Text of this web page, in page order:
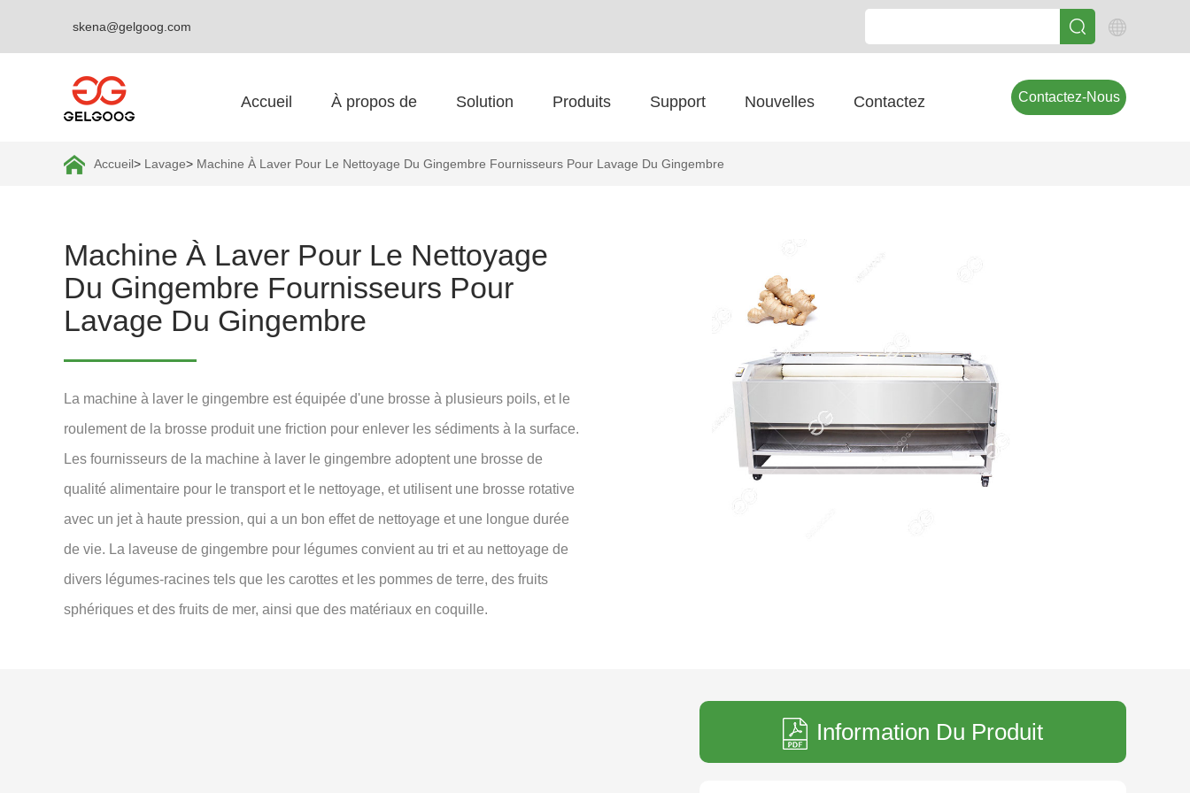
skena@gelgoog.com
Accueil À propos de Solution Produits Support Nouvelles Contactez Contactez-Nous
Accueil> Lavage> Machine À Laver Pour Le Nettoyage Du Gingembre Fournisseurs Pour Lavage Du Gingembre
Machine À Laver Pour Le Nettoyage
Du Gingembre Fournisseurs Pour
Lavage Du Gingembre
La machine à laver le gingembre est équipée d'une brosse à plusieurs poils, et le
roulement de la brosse produit une friction pour enlever les sédiments à la surface.
Les fournisseurs de la machine à laver le gingembre adoptent une brosse de
qualité alimentaire pour le transport et le nettoyage, et utilisent une brosse rotative
avec un jet à haute pression, qui a un bon effet de nettoyage et une longue durée
de vie. La laveuse de gingembre pour légumes convient au tri et au nettoyage de
divers légumes-racines tels que les carottes et les pommes de terre, des fruits
sphériques et des fruits de mer, ainsi que des matériaux en coquille.
Information Du Produit